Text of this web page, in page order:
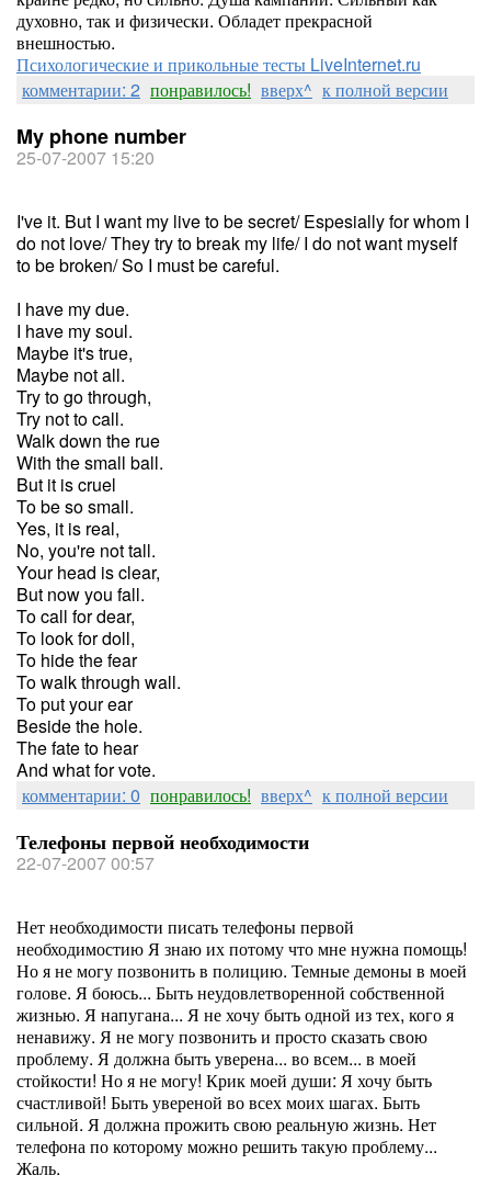
духовно, так и физически. Обладет прекрасной
внешностью.
Психологические и прикольные тесты LiveInternet.ru
комментарии: 2 понравилось! вверх^ к полной версии
My phone number
25-07-2007 15:20
I've it. But I want my live to be secret/ Espesially for whom I
do not love/ They try to break my life/ I do not want myself
to be broken/ So I must be careful.
I have my due.
I have my soul.
Maybe it's true,
Maybe not all.
Try to go through,
Try not to call.
Walk down the rue
With the small ball.
But it is cruel
To be so small.
Yes, it is real,
No, you're not tall.
Your head is clear,
But now you fall.
To call for dear,
To look for doll,
To hide the fear
To walk through wall.
To put your ear
Beside the hole.
The fate to hear
And what for vote.
комментарии: 0 понравилось! вверх^ к полной версии
Телефоны первой необходимости
22-07-2007 00:57
Нет необходимости писать телефоны первой
необходимостию Я знаю их потому что мне нужна помощь!
Но я не могу позвонить в полицию. Темные демоны в моей
голове. Я боюсь... Быть неудовлетворенной собственной
жизнью. Я напугана... Я не хочу быть одной из тех, кого я
ненавижу. Я не могу позвонить и просто сказать свою
проблему. Я должна быть уверена... во всем... в моей
стойкости! Но я не могу! Крик моей души: Я хочу быть
счастливой! Быть увереной во всех моих шагах. Быть
сильной. Я должна прожить свою реальную жизнь. Нет
телефона по которому можно решить такую проблему...
Жаль.